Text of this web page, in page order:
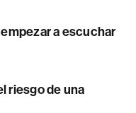
a escuchar
riesgo de una